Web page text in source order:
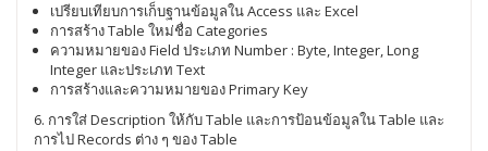
เปรียบเทียบการเก็บฐานข้อมูลใน Access และ Excel
การสร้าง Table ใหม่ชื่อ Categories
ความหมายของ Field ประเภท Number : Byte, Integer, Long
Integer และประเภท Text
การสร้างและความหมายของ Primary Key
6. การใส่ Description ให้กับ Table และการป้อนข้อมูลใน Table และ
การไป Records ต่าง ๆ ของ Table